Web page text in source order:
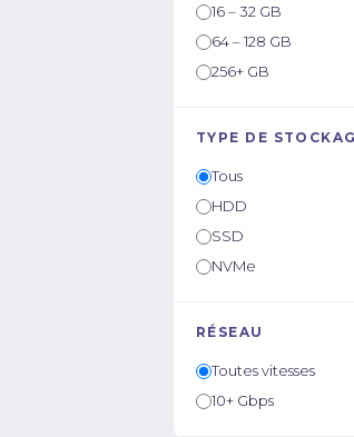
16 – 32 GB
64 – 128 GB
256+ GB
TYPE DE
Tous
HDD
SSD
NVMe
RÉSEAU
Toutes vitesses
10+ Gbps